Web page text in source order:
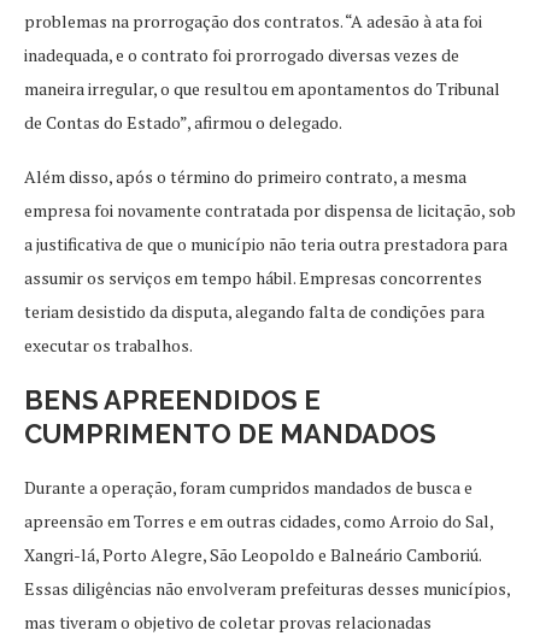
problemas na prorrogação dos contratos. “A adesão à ata foi
inadequada, e o contrato foi prorrogado diversas vezes de
maneira irregular, o que resultou em apontamentos do Tribunal
de Contas do Estado”, afirmou o delegado.
Além disso, após o término do primeiro contrato, a mesma
empresa foi novamente contratada por dispensa de licitação, sob
a justificativa de que o município não teria outra prestadora para
assumir os serviços em tempo hábil. Empresas concorrentes
teriam desistido da disputa, alegando falta de condições para
executar os trabalhos.
BENS APREENDIDOS E
CUMPRIMENTO DE MANDADOS
Durante a operação, foram cumpridos mandados de busca e
apreensão em Torres e em outras cidades, como Arroio do Sal,
Xangri-lá, Porto Alegre, São Leopoldo e Balneário Camboriú.
Essas diligências não envolveram prefeituras desses municípios,
mas tiveram o objetivo de coletar provas relacionadas